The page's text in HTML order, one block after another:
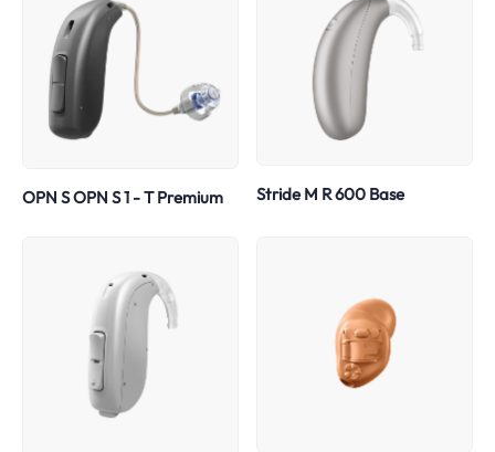
OPN S OPN S 1 - T Premium Stride M R 600 Base